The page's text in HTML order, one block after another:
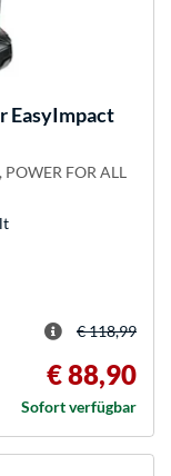
EasyImpact
FOR ALL
€ 118,99
€ 88,90
Sofort verfügbar